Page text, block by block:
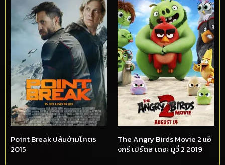
Point Break ปล้นข้ามโคตร
2015
The Angry Birds Movie 2 แอ็
งกรี เบิร์ดส เดอะ มูวี่ 2 2019